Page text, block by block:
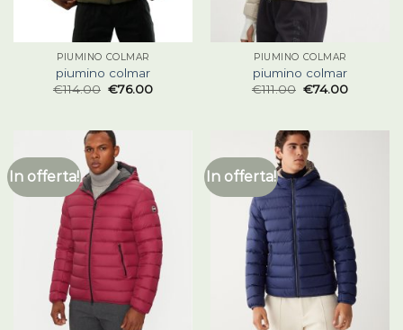
PIUMINO COLMAR
piumino colmar
€114.00 €76.00
PIUMINO COLMAR
piumino colmar
€111.00 €74.00
In offerta! In offerta!